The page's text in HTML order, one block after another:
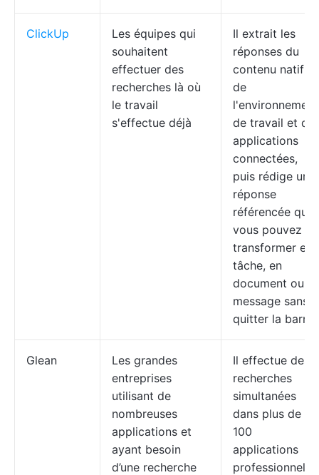
ClickUp
Les équipes qui
souhaitent
effectuer des
recherches là où
le travail
s'effectue déjà
Il extrait les
réponses du
contenu natif
de
l'environnement
de travail et
applications
connectées,
puis rédige une
réponse
référencée que
vous pouvez
transformer en
tâche, en
document ou
message sans
quitter la barre.
Glean
Les grandes
entreprises
utilisant de
nombreuses
applications et
ayant besoin
d’une recherche
Il effectue des
recherches
simultanées
dans plus de
100
applications